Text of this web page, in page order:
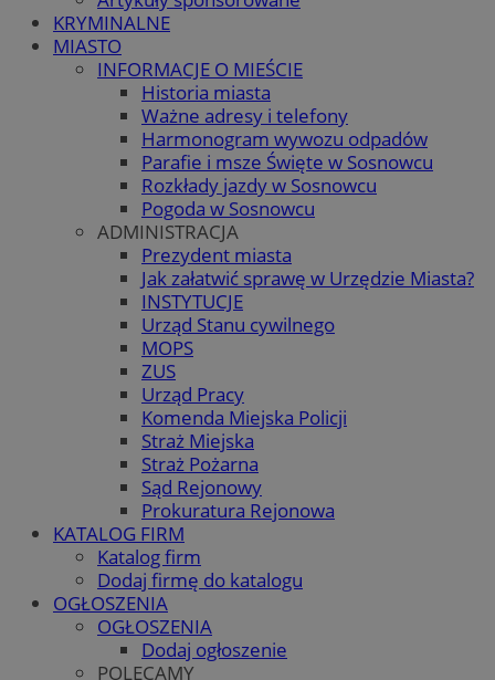
KRYMINALNE
MIASTO
INFORMACJE O MIEŚCIE
Historia miasta
Ważne adresy i telefony
Harmonogram wywozu odpadów
Parafie i msze Święte w Sosnowcu
Rozkłady jazdy w Sosnowcu
Pogoda w Sosnowcu
ADMINISTRACJA
Prezydent miasta
Jak załatwić sprawę w Urzędzie Miasta?
INSTYTUCJE
Urząd Stanu cywilnego
MOPS
ZUS
Urząd Pracy
Komenda Miejska Policji
Straż Miejska
Straż Pożarna
Sąd Rejonowy
Prokuratura Rejonowa
KATALOG FIRM
Katalog firm
Dodaj firmę do katalogu
OGŁOSZENIA
OGŁOSZENIA
Dodaj ogłoszenie
POLECAMY